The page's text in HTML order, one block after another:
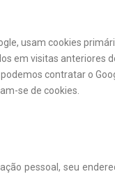
usam cookies
em visitas anteriores
contratar o
se de cookies.
pessoal, seu